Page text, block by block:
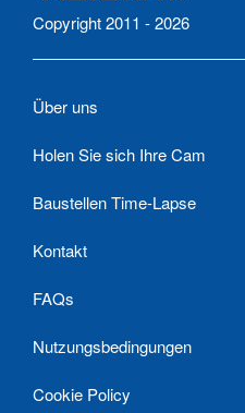
Copyright 2011 - 2026
Über uns
Holen Sie sich Ihre Cam
Baustellen Time-Lapse
Kontakt
FAQs
Nutzungsbedingungen
Cookie Policy